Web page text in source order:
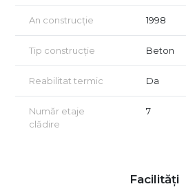
An construcție 1998
Tip construcție Beton
Reabilitat termic Da
Număr etaje
clădire
7
Facilități